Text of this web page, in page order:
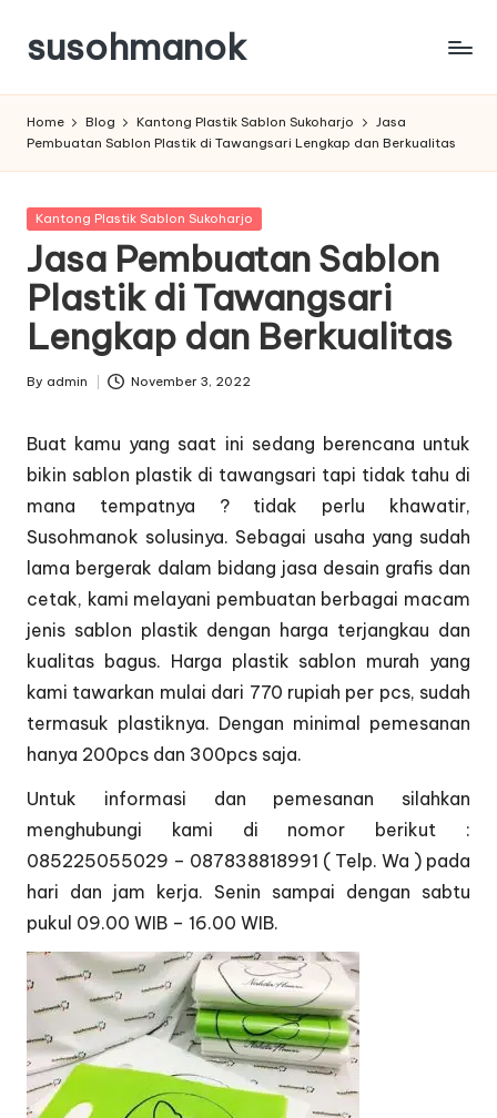
Skip
content
susohmanok
Home Blog Kantong Plastik Sablon Sukoharjo
Jasa
Pembuatan Sablon Plastik di Tawangsari Lengkap dan Berkualitas
Posted
Kantong Plastik Sablon Sukoharjo
Jasa Pembuatan Sablon
Plastik di Tawangsari
Lengkap dan Berkualitas
Posted
By admin November 3, 2022
Buat kamu yang saat ini sedang berencana untuk
bikin sablon plastik di tawangsari tapi tidak tahu di
mana tempatnya ? tidak perlu khawatir,
Susohmanok solusinya. Sebagai usaha yang sudah
lama bergerak dalam bidang jasa desain grafis dan
cetak, kami melayani pembuatan berbagai macam
jenis sablon plastik dengan harga terjangkau dan
kualitas bagus. Harga plastik sablon murah yang
kami tawarkan mulai dari 770 rupiah per pcs, sudah
termasuk plastiknya. Dengan minimal pemesanan
hanya 200pcs dan 300pcs saja.
Untuk informasi dan pemesanan silahkan
menghubungi kami di nomor berikut :
085225055029 – 087838818991 ( Telp. Wa ) pada
hari dan jam kerja. Senin sampai dengan sabtu
pukul 09.00 WIB – 16.00 WIB.